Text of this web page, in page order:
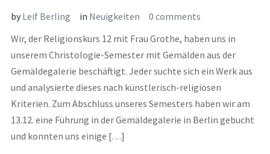
byLeif Berling in Neuigkeiten
0 comments
Wir, der Religionskurs 12 mit Frau Grothe, haben uns in
unserem Christologie-Semester mit Gemälden aus der
Gemäldegalerie beschäftigt. Jeder suchte sich ein Werk aus
und analysierte dieses nach künstlerisch-religiösen
Kriterien. Zum Abschluss unseres Semesters haben wir am
13.12. eine Führung in der Gemäldegalerie in Berlin gebucht
und konnten uns einige […]